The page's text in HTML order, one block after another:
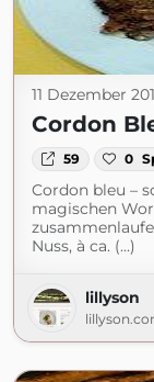
11 Dezember
Cordon
59 0
Cordon bleu –
magischen
Nuss, à ca. (...)
lillyson